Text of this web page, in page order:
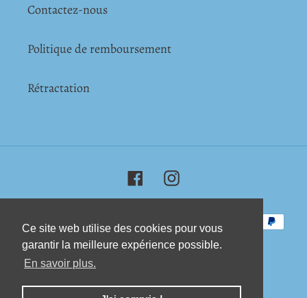
Ce site web utilise des cookies pour vous
garantir la meilleure expérience possible.
En savoir plus.
Ce site web utilise des cookies pour vous
garantir la meilleure expérience possible.
En savoir plus.
Contactez-nous
Politique de remboursement
Rétractation
FacebookInstagram
de
paiement